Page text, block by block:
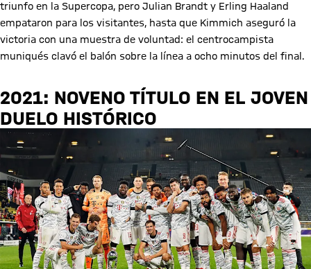
triunfo en la Supercopa, pero Julian Brandt y Erling Haaland
empataron para los visitantes, hasta que Kimmich aseguró la
victoria con una muestra de voluntad: el centrocampista
muniqués clavó el balón sobre la línea a ocho minutos del final.
2021: NOVENO TÍTULO EN EL JOVEN
DUELO HISTÓRICO